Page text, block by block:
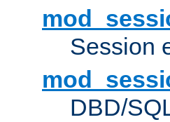
Session
DBD/